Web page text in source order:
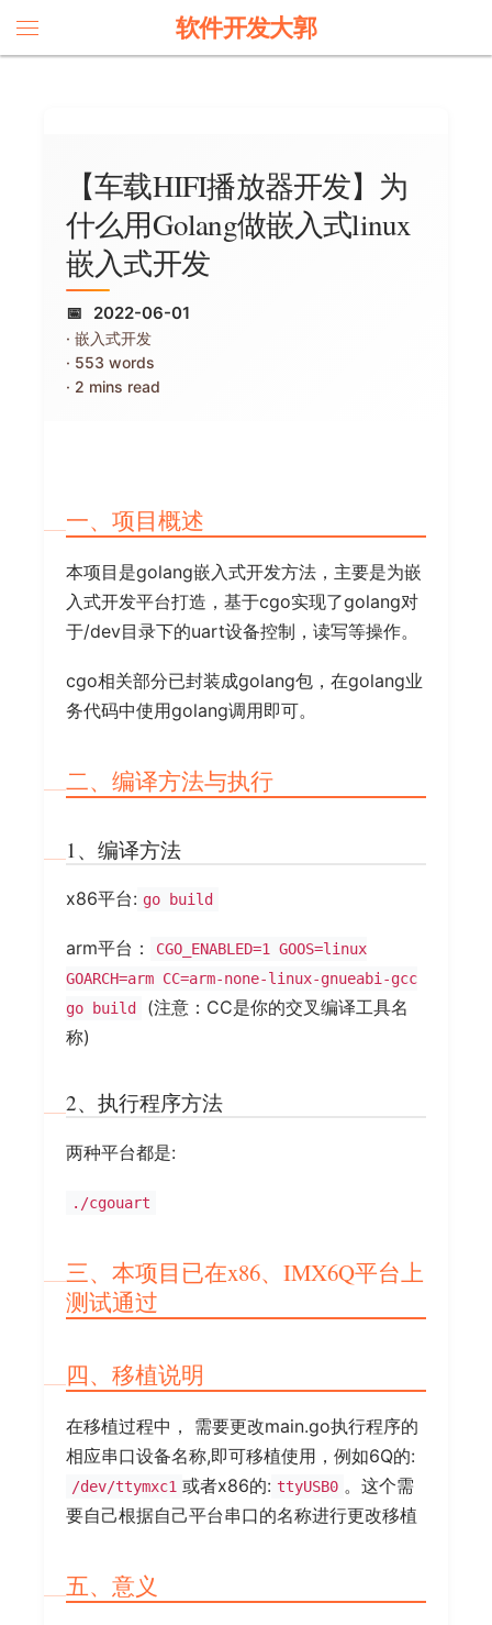
软件开发大郭
【车载HIFI播放器开发】为
什么用Golang做嵌入式linux
嵌入式开发
2022-06-01
嵌入式开发
553 words
2 mins read
一、项目概述
本项目是golang嵌入式开发方法，主要是为嵌
入式开发平台打造，基于cgo实现了golang对
于/dev目录下的uart设备控制，读写等操作。
cgo相关部分已封装成golang包，在golang业
务代码中使用golang调用即可。
二、编译方法与执行
1、编译方法
x86平台: go build
arm平台：
CGO_ENABLED=1 GOOS=linux
GOARCH=arm CC=arm-none-linux-gnueabi-gcc
go build
(注意：CC是你的交叉编译工具名
称)
2、执行程序方法
两种平台都是:
./cgouart
三、本项目已在x86、IMX6Q平台上
测试通过
四、移植说明
在移植过程中， 需要更改main.go执行程序的
相应串口设备名称,即可移植使用，例如6Q的:
/dev/ttymxc1 或者x86的: ttyUSB0 。这个需
要自己根据自己平台串口的名称进行更改移植
五、意义